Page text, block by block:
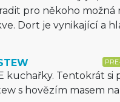
pro někoho možná
Dort je vynikající a
kuchařky. Tentokrát si
s hovězím masem